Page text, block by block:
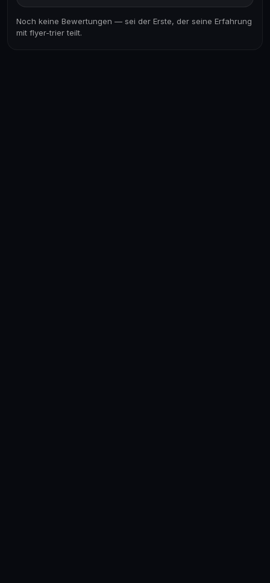
Noch keine Bewertungen — sei der Erste, der seine Erfahrung
mit flyer-trier teilt.